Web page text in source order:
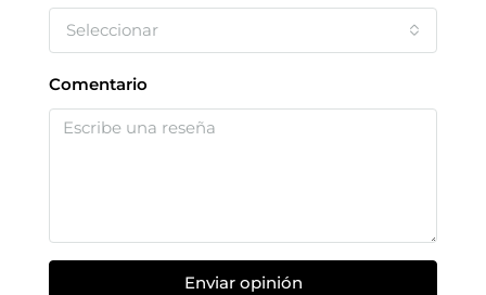
Seleccionar
Comentario
Enviar opinión